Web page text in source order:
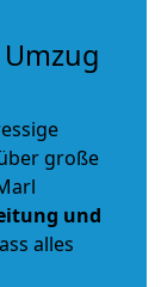
große
und
alles